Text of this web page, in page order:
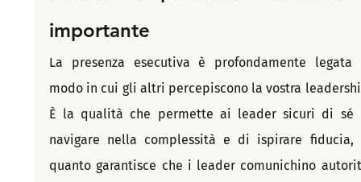
importante
La presenza esecutiva è profondamente legata
modo in cui gli altri percepiscono la vostra
È la qualità che permette ai leader sicuri di sé
navigare nella complessità e di ispirare fiducia,
quanto garantisce che i leader comunichino